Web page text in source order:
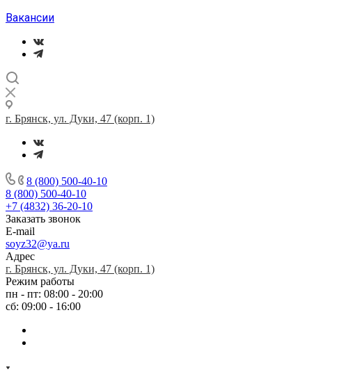
Вакансии
г. Брянск, ул. Дуки, 47 (корп. 1)
8 (800) 500-40-10
8 (800) 500-40-10
+7 (4832) 36-20-10
Заказать звонок
E-mail
soyz32@ya.ru
Адрес
г. Брянск, ул. Дуки, 47 (корп. 1)
Режим работы
пн - пт: 08:00 - 20:00
сб: 09:00 - 16:00